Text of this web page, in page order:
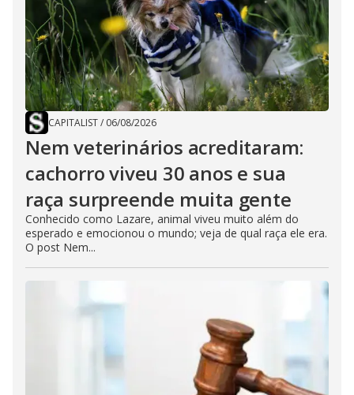
CAPITALIST/ 06/08/2026
Nem veterinários acreditaram:
cachorro viveu 30 anos e sua
raça surpreende muita gente
Conhecido como Lazare, animal viveu muito além do
esperado e emocionou o mundo; veja de qual raça ele era.
O post Nem...